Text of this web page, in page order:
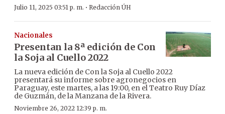
Julio 11, 2025 03:51 p. m. · Redacción ÚH
Nacionales
Presentan la 8ª edición de Con
la Soja al Cuello 2022
La nueva edición de Con la Soja al Cuello 2022
presentará su informe sobre agronegocios en
Paraguay, este martes, a las 19:00, en el Teatro Ruy Díaz
de Guzmán, de la Manzana de la Rivera.
Noviembre 26, 2022 12:39 p. m.